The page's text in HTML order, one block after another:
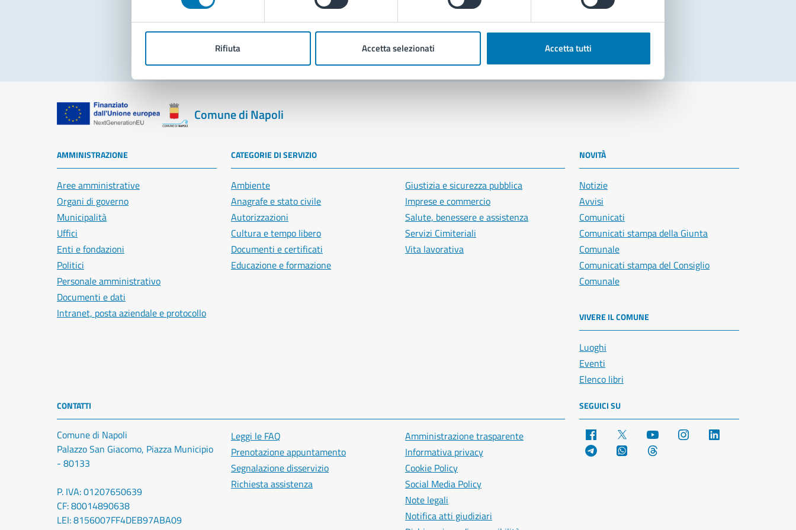
Rifiuta Accetta selezionati Accetta tutti
Problemi in città
Segnala disservizio
Comune di Napoli
AMMINISTRAZIONE
Aree amministrative
Organi di governo
Municipalità
Uffici
Enti e fondazioni
Politici
Personale amministrativo
Documenti e dati
Intranet, posta aziendale e protocollo
CATEGORIE DI SERVIZIO
Ambiente
Anagrafe e stato civile
Autorizzazioni
Cultura e tempo libero
Documenti e certificati
Educazione e formazione
Giustizia e sicurezza pubblica
Imprese e commercio
Salute, benessere e assistenza
Servizi Cimiteriali
Vita lavorativa
NOVITÀ
Notizie
Avvisi
Comunicati
Comunicati stampa della Giunta
Comunale
Comunicati stampa del Consiglio
Comunale
VIVERE IL COMUNE
Luoghi
Eventi
Elenco libri
CONTATTI
Comune di Napoli
Palazzo San Giacomo, Piazza Municipio
- 80133
P. IVA: 01207650639
CF: 80014890638
LEI: 8156007FF4DEB97ABA09
Leggi le FAQ
Prenotazione appuntamento
Segnalazione disservizio
Richiesta assistenza
Amministrazione trasparente
Informativa privacy
Cookie Policy
Social Media Policy
Note legali
Notifica atti giudiziari
SEGUICI SU
Facebook YouTube Instagram
Telegram WhatsApp